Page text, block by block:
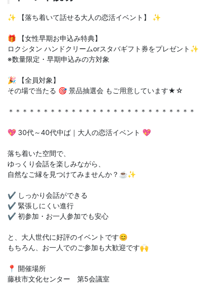
✨ 【落ち着いて話せる大人の恋活イベント】 ✨
🎁 【女性早期お申込み特典】
ロクシタン ハンドクリームorスタバギフト券をプレゼント✨
※数量限定・早期申込みの方対象
🎉 【全員対象】
その場で当たる 🎯 景品抽選会 もご用意しています★☆
＊＊＊＊＊＊＊＊＊＊＊＊＊＊＊＊＊＊＊＊＊＊＊＊＊＊＊
💖 30代～40代中ば｜大人の恋活イベント 💖
落ち着いた空間で、
ゆっくり会話を楽しみながら、
自然なご縁を見つけてみませんか？☕✨
✔ しっかり会話ができる
✔ 緊張しにくい進行
✔ 初参加・お一人参加でも安心
と、大人世代に好評のイベントです😊
もちろん、お一人でのご参加も大歓迎です🙌
📍 開催場所
藤枝市文化センター 第5会議室